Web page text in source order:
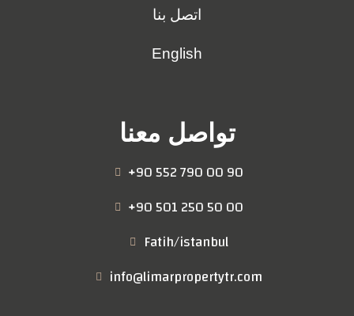
اتصل بنا
English
تواصل معنا
+90 552 790 00 90
+90 501 250 50 00
Fatih/istanbul
info@limarpropertytr.com